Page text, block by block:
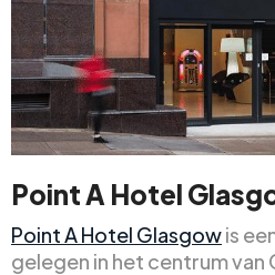
Point A Hotel
Point A Hotel Glasgowis
gelegen in het centrum van